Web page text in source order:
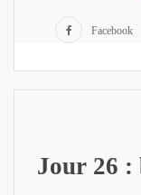
Facebook
Jour 26 :